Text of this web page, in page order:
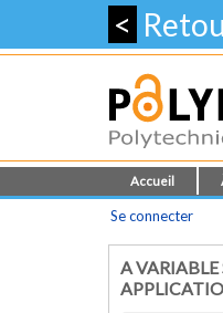
<
Accueil
Se connecter
A